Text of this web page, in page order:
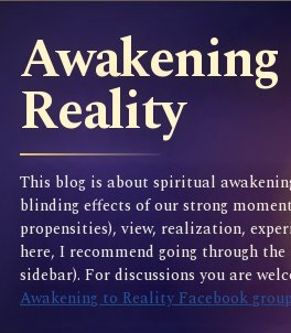
Reality
This blog is about spiritual
blinding effects of our strong
propensities), view, realization,
here, I recommend going through
sidebar). For discussions you are
Awakening to Reality Facebook group